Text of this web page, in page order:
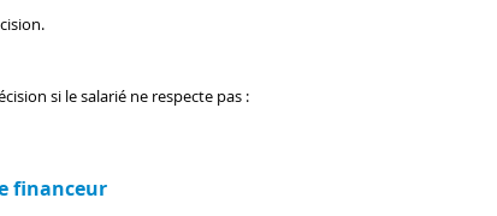
si le salarié ne respecte pas :
financeur